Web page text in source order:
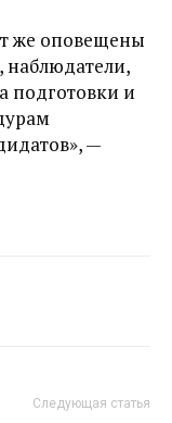
же оповещены
наблюдатели,
подготовки и
—
Следующая статья